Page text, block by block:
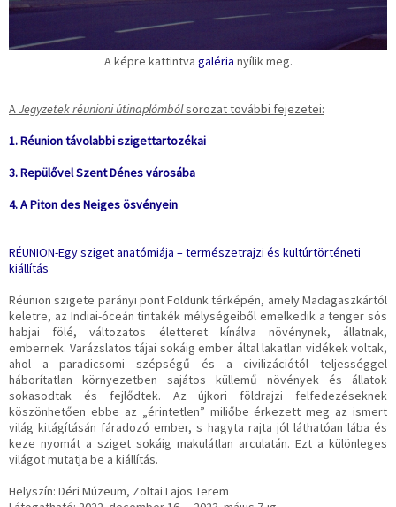
A képre kattintva galéria nyílik meg.
AJegyzetek réunioni útinaplómbólsorozat további fejezetei:
1. Réunion távolabbi szigettartozékai
3. Repülővel Szent Dénes városába
4. A Piton des Neiges ösvényein
RÉUNION-Egy sziget anatómiája – természetrajzi és kultúrtörténeti
kiállítás
Réunion szigete parányi pont Földünk térképén, amely Madagaszkártól
keletre, az Indiai-óceán tintakék mélységeiből emelkedik a tenger sós
habjai fölé, változatos életteret kínálva növénynek, állatnak,
embernek. Varázslatos tájai sokáig ember által lakatlan vidékek voltak,
ahol a paradicsomi szépségű és a civilizációtól teljességgel
háborítatlan környezetben sajátos küllemű növények és állatok
sokasodtak és fejlődtek. Az újkori földrajzi felfedezéseknek
köszönhetően ebbe az „érintetlen” miliőbe érkezett meg az ismert
világ kitágításán fáradozó ember, s hagyta rajta jól láthatóan lába és
keze nyomát a sziget sokáig makulátlan arculatán. Ezt a különleges
világot mutatja be a kiállítás.
Helyszín: Déri Múzeum, Zoltai Lajos Terem